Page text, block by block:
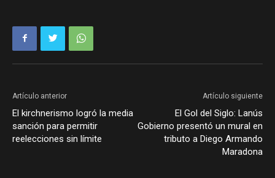
Artículo anterior
El kirchnerismo logró la media
sanción para permitir
reelecciones sin límite
Artículo siguiente
El Gol del Siglo: Lanús
Gobierno presentó un mural en
tributo a Diego Armando
Maradona